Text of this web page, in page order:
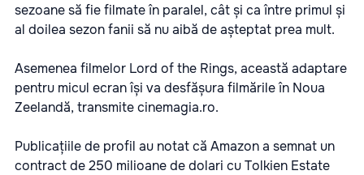
sezoane să fie filmate în paralel, cât și ca între primul și
al doilea sezon fanii să nu aibă de așteptat prea mult.
Asemenea filmelor Lord of the Rings, această adaptare
pentru micul ecran își va desfășura filmările în Noua
Zeelandă, transmitecinemagia.ro.
Publicațiile de profil au notat că Amazon a semnat un
contract de 250 milioane de dolari cu Tolkien Estate